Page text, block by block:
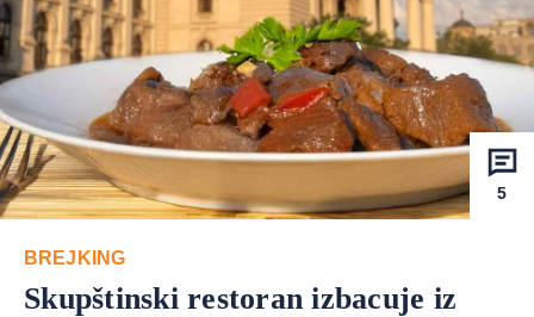
5
BREJKING
Skupštinski restoran izbacuje iz